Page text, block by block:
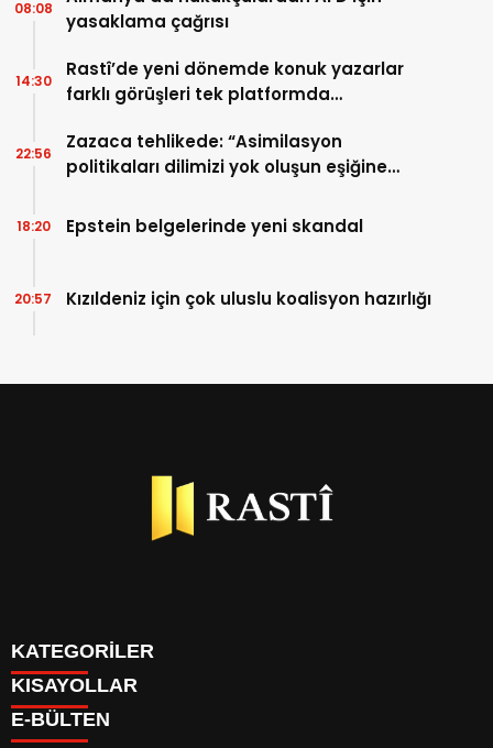
yasaklama çağrısı
08:08
Rastî’de yeni dönemde konuk yazarlar
farklı görüşleri tek platformda
14:30
Zazaca tehlikede: “Asimilasyon
politikaları dilimizi yok oluşun eşiğine
22:56
Epstein belgelerinde yeni skandal
18:20
Kızıldeniz için çok uluslu koalisyon hazırlığı
20:57
KATEGORİLER
BİYOGRAFİLER
DÜNYA
KISAYOLLAR
YAZARLAR
E-BÜLTEN